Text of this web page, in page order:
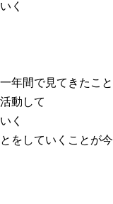
く
年間で見てきたこ
動して
く
とをしていくことが